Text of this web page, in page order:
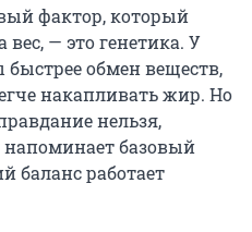
фактор, который
вес, — это генетика. У
обмен веществ,
накапливать жир. Но
нельзя,
базовый
баланс работает